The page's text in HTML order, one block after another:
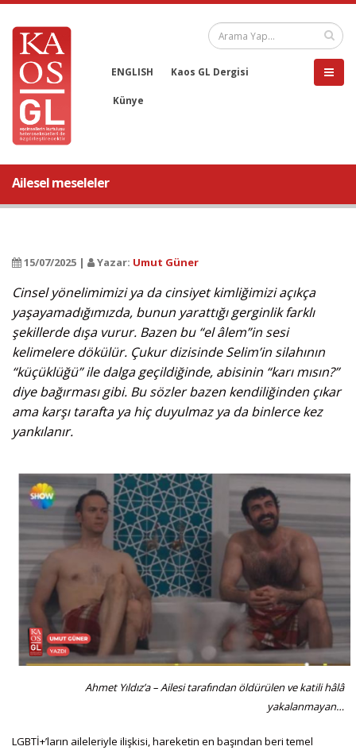
ENGLISH Kaos GL Dergisi
Künye
Ailesel meseleler
15/07/2025 | Yazar: Umut Güner
Cinsel yönelimimizi ya da cinsiyet kimliğimizi açıkça
yaşayamadığımızda, bunun yarattığı gerginlik farklı
şekillerde dışa vurur. Bazen bu “el âlem”in sesi
kelimelere dökülür. Çukur dizisinde Selim’in silahının
“küçüklüğü” ile dalga geçildiğinde, abisinin “karı mısın?”
diye bağırması gibi. Bu sözler bazen kendiliğinden çıkar
ama karşı tarafta ya hiç duyulmaz ya da binlerce kez
yankılanır.
Ahmet Yıldız’a – Ailesi tarafından öldürülen ve katili hâlâ
yakalanmayan…
LGBTİ+’ların aileleriyle ilişkisi, hareketin en başından beri temel